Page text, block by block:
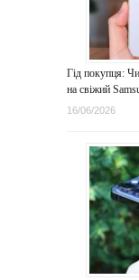
Гід покупця:
на свіжий
16/06/2026